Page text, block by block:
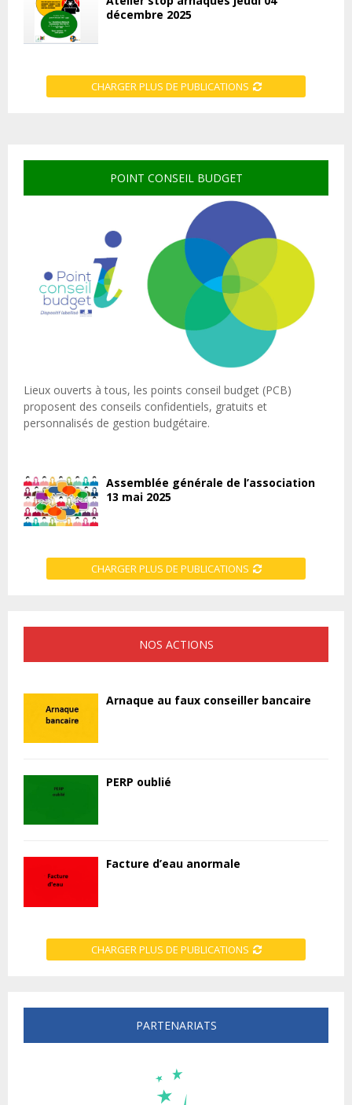
décembre 2025
CHARGER PLUS DE PUBLICATIONS
POINT CONSEIL BUDGET
Lieux ouverts à tous, les points conseil budget (PCB)
proposent des conseils confidentiels, gratuits et
personnalisés de gestion budgétaire.
Assemblée générale de l’association
13 mai 2025
CHARGER PLUS DE PUBLICATIONS
NOS ACTIONS
Arnaque au faux conseiller bancaire
PERP oublié
Facture d’eau anormale
CHARGER PLUS DE PUBLICATIONS
PARTENARIATS